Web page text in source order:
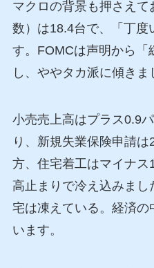
マクロの背景も押さえ
数）は18.4台で、「丁度
す。FOMCは声明から「
し、ややタカ派に傾きま
小売売上高はプラス0.9
り、新規失業保険申請
方、住宅着工はマイナス
高止まりで冷え込みま
宅は凍えている。経済の
います。